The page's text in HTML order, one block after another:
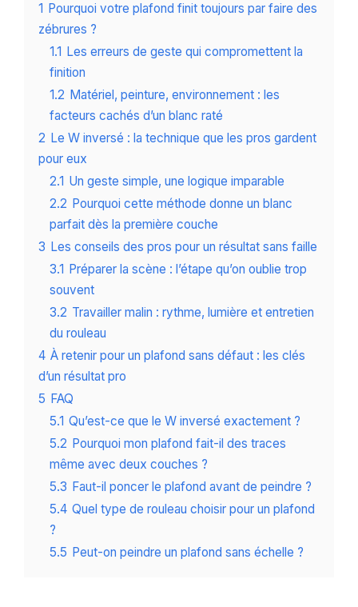
1 Pourquoi votre plafond finit toujours par faire des
zébrures ?
1.1 Les erreurs de geste qui compromettent la
finition
1.2 Matériel, peinture, environnement : les
facteurs cachés d’un blanc raté
2 Le W inversé : la technique que les pros gardent
pour eux
2.1 Un geste simple, une logique imparable
2.2 Pourquoi cette méthode donne un blanc
parfait dès la première couche
3 Les conseils des pros pour un résultat sans faille
3.1 Préparer la scène : l’étape qu’on oublie trop
souvent
3.2 Travailler malin : rythme, lumière et entretien
du rouleau
4 À retenir pour un plafond sans défaut : les clés
d’un résultat pro
5 FAQ
5.1 Qu’est-ce que le W inversé exactement ?
5.2 Pourquoi mon plafond fait-il des traces
même avec deux couches ?
5.3 Faut-il poncer le plafond avant de peindre ?
5.4 Quel type de rouleau choisir pour un plafond
?
5.5 Peut-on peindre un plafond sans échelle ?